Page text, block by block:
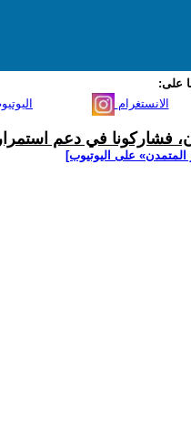
على:
الانستغرام
فشاركونا في دعم
على اليوتيوب]